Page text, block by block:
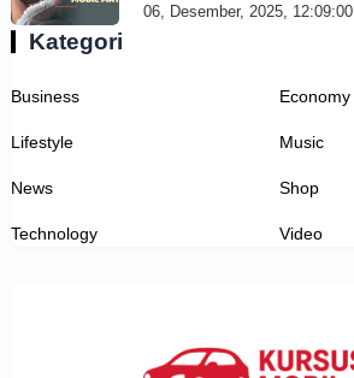
06, Desember, 2025, 12:09:00
Kategori
Business Economy
Lifestyle Music
News Shop
Technology Video